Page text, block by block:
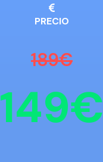
PRECIO
189€
149€